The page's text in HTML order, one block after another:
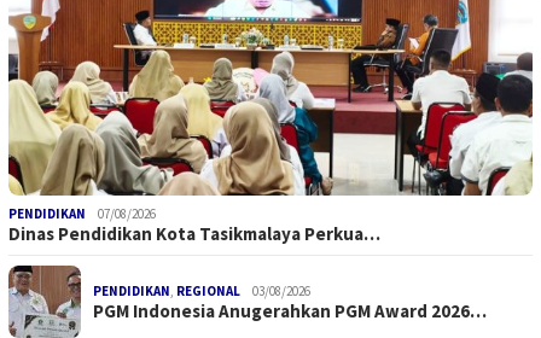
PENDIDIKAN 07/08/2026
Dinas Pendidikan Kota Tasikmalaya Perkua…
PENDIDIKAN REGIONAL 03/08/2026
PGM Indonesia Anugerahkan PGM Award 2026…